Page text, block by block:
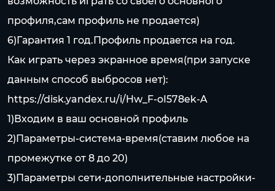
профиля,сам профиль не продается)
6)Гарантия 1 год.Профиль продается на год.
Как играть через экранное время(при запуске
данным способ выбросов нет):
https://disk.yandex.ru/i/Hw_F-oI578ek-A
1)Входим в ваш основной профиль
2)Параметры-система-время(ставим любое на
промежутке от 8 до 20)
3)Параметры сети-дополнительные настройки-